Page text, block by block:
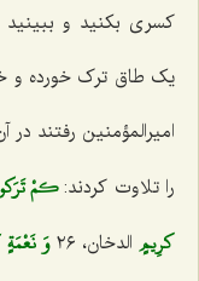
کسری بکنید و
یک طاق ترک خورده و
امیرالمؤمنین رفتند
را تلاوت کردند:كمْ
كرِيمٍ‌الدخان، ٢٦ وَ نَعْمَةٍ